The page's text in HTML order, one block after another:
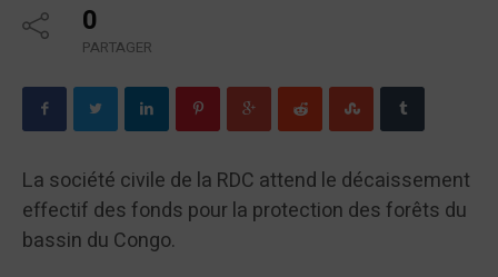
0
PARTAGER
La société civile de la RDC attend le décaissement
effectif des fonds pour la protection des forêts du
bassin du Congo.